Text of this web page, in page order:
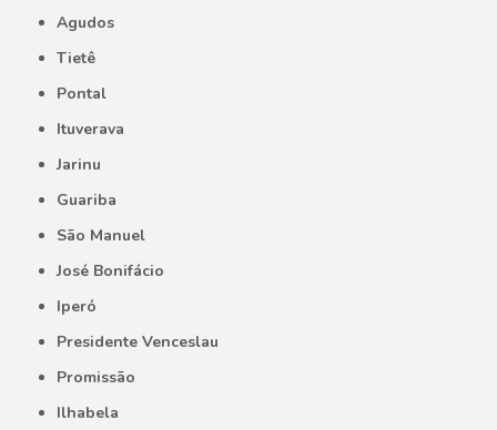
Agudos
Tietê
Pontal
Ituverava
Jarinu
Guariba
São Manuel
José Bonifácio
Iperó
Presidente Venceslau
Promissão
Ilhabela